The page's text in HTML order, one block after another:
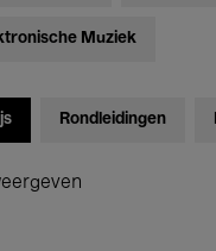
Muziek
Rondleidingen